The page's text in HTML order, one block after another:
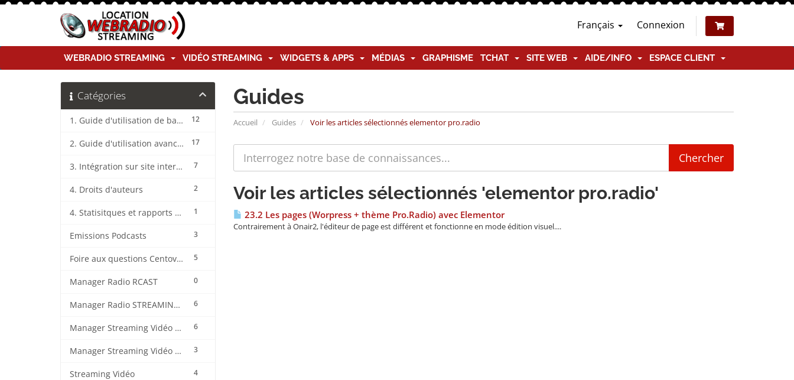
Français Connexion
WEBRADIO STREAMING VIDÉO STREAMING WIDGETS & APPS MÉDIAS GRAPHISME TCHAT SITE WEB AIDE/INFO ESPACE CLIENT
Guides
Accueil Guides Voir les articles sélectionnés elementor pro.radio
Catégories
12
1. Guide d'utilisation de base CentovaCast
17
2. Guide d'utilisation avancée CentovaCast
7
3. Intégration sur site internet CentovaCast
2
4. Droits d'auteurs
1
4. Statisitques et rapports CentovaCast
3
Emissions Podcasts
5
Foire aux questions CentovaCast
0
Manager Radio RCAST
6
Manager Radio STREAMING CENTER
6
Manager Streaming Vidéo TVMCP
3
Manager Streaming Vidéo VDO
4
Streaming Vidéo
Voir les articles sélectionnés 'elementor pro.radio'
23.2 Les pages (Worpress + thème Pro.Radio) avec Elementor
Contrairement à Onair2, l'éditeur de page est différent et fonctionne en mode édition visuel....